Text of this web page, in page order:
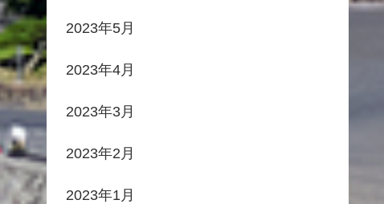
2023年5月
2023年4月
2023年3月
2023年2月
2023年1月